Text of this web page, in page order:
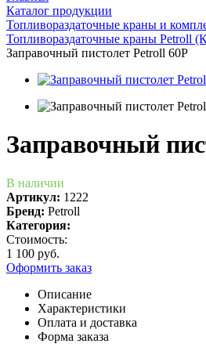
Каталог продукции
Топливораздаточные краны и
Топливораздаточные краны Petroll
Заправочный пистолет Petroll 60P
Заправочный
В наличии
Артикул: 1222
Бренд: Petroll
Категория:
Стоимость:
1 100 руб.
Оформить заказ
Описание
Характеристики
Оплата и доставка
Форма заказа